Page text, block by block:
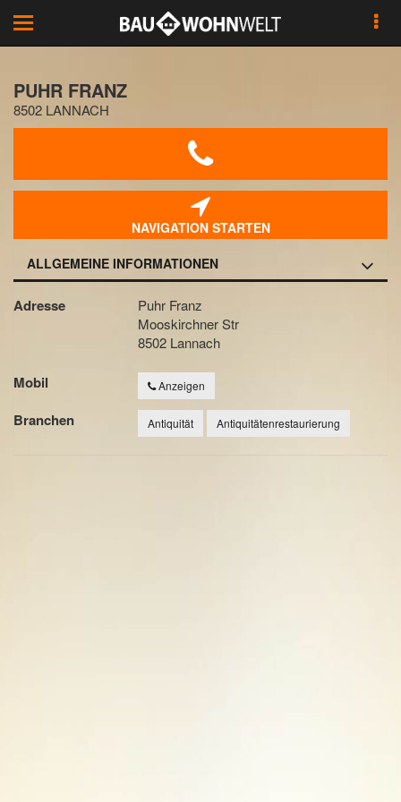
Toggle
navigation
PUHR FRANZ
8502 LANNACH
NAVIGATION STARTEN
ALLGEMEINE INFORMATIONEN
Adresse
Puhr Franz
Mooskirchner Str
8502 Lannach
Mobil Anzeigen
Branchen Antiquität Antiquitätenrestaurierung